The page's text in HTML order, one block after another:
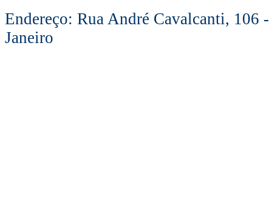
Endereço: Rua André Cavalcanti, 106
Janeiro